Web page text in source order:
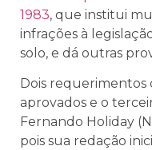
1983, que institui
infrações à
solo, e dá outras
Dois requerimentos
aprovados e o
Fernando Holiday
pois sua redação